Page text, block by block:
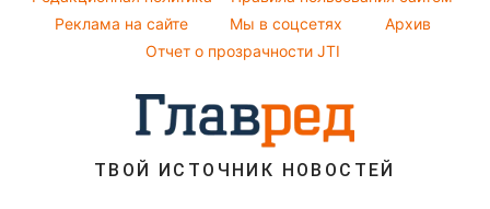
Потап
Новости Житомира
Новости Одессы
Новости Запорожья
Советы от Андре Тана
Все о шоу-бизнесе
Реклама на сайте
Мы в соцсетях
Архив
Отчет о прозрачности JTI
ТВОЙ ИСТОЧНИК НОВОСТЕЙ